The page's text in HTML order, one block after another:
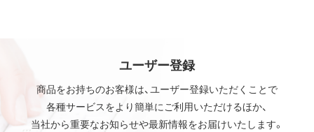
ユーザー登録
商品をお持ちのお客様は、ユーザー登録いただくことで
各種サービスをより簡単にご利用いただけるほか、
当社から重要なお知らせや最新情報をお届けいたします。